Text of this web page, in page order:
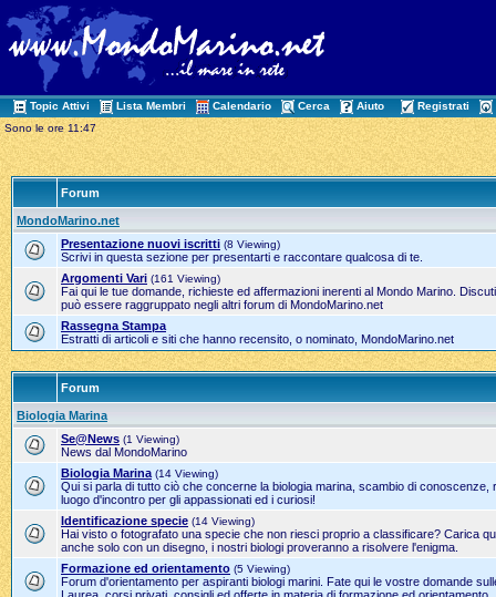
Topic Attivi Lista Membri Calendario Cerca Aiuto
Registrati
Sono le ore 11:47
Forum
MondoMarino.net
Presentazione nuovi iscritti (8 Viewing)
Scrivi in questa sezione per presentarti e raccontare qualcosa di te.
Argomenti Vari (161 Viewing)
Fai qui le tue domande, richieste ed affermazioni inerenti al Mondo Marino.
può essere raggruppato negli altri forum di MondoMarino.net
Rassegna Stampa
Estratti di articoli e siti che hanno recensito, o nominato, MondoMarino.net
Forum
Biologia Marina
Se@News (1 Viewing)
News dal MondoMarino
Biologia Marina (14 Viewing)
Qui si parla di tutto ciò che concerne la biologia marina, scambio di conoscenze,
luogo d'incontro per gli appassionati ed i curiosi!
Identificazione specie (14 Viewing)
Hai visto o fotografato una specie che non riesci proprio a classificare? Carica
anche solo con un disegno, i nostri biologi proveranno a risolvere l'enigma.
Formazione ed orientamento (5 Viewing)
Forum d'orientamento per aspiranti biologi marini. Fate qui le vostre domande